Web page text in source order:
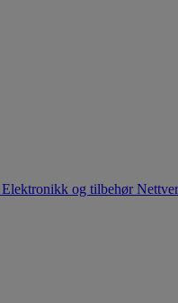
Elektronikk og tilbehør